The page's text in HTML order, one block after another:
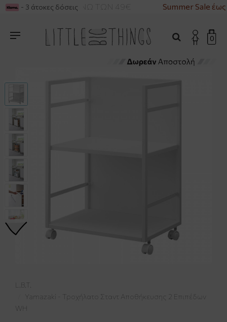
ΓΙΑ ΑΓΟΡΕΣ ΑΝΩ ΤΩΝ 49€ Summer Sale
- 3 άτοκες δόσεις
0
L.B.T.
Yamazaki - Τροχήλατο Σταντ Αποθήκευσης 2 Επιπέδων
WH